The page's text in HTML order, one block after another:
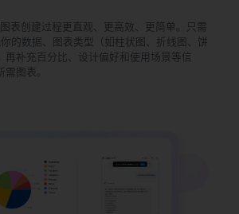
表创建过程更直观、更高效、更简单。只需
的数据、图表类型（如柱状图、折线图、饼
再补充百分比、设计偏好和使用场景等信
图表。